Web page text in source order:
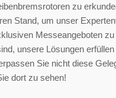
zu
Stand, um unser
Messeangeboten
unsere Lösungen
Sie nicht diese
dort zu sehen!